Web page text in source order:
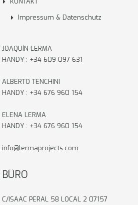
Impressum & Datenschutz
JOAQUÍN LERMA
HANDY : +34 609 097 631
ALBERTO TENCHINI
HANDY : +34 676 960 154
ELENA LERMA
HANDY : +34 676 960 154
info@lermaprojects.com
BÜRO
C/ISAAC PERAL 58 LOCAL 2 07157